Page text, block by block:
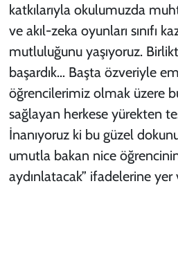
katkılarıyla okulumuzda
ve akıl-zeka oyunları sınıfı
mutluluğunu yaşıyoruz.
başardık… Başta özveriyle
öğrencilerimiz olmak üzere
sağlayan herkese yürekten
İnanıyoruz ki bu güzel
umutla bakan nice
aydınlatacak” ifadelerine yer